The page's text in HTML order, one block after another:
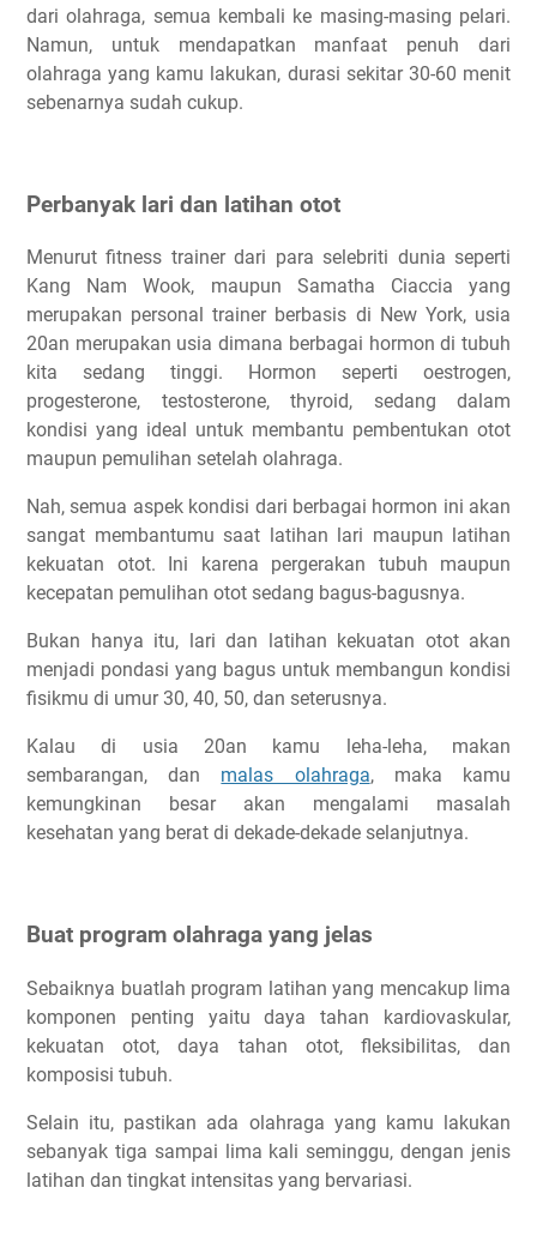
dari olahraga, semua kembali ke masing-masing pelari.
Namun, untuk mendapatkan manfaat penuh dari
olahraga yang kamu lakukan, durasi sekitar 30-60 menit
sebenarnya sudah cukup.
Perbanyak lari dan latihan otot
Menurut fitness trainer dari para selebriti dunia seperti
Kang Nam Wook, maupun Samatha Ciaccia yang
merupakan personal trainer berbasis di New York, usia
20an merupakan usia dimana berbagai hormon di tubuh
kita sedang tinggi. Hormon seperti oestrogen,
progesterone, testosterone, thyroid, sedang dalam
kondisi yang ideal untuk membantu pembentukan otot
maupun pemulihan setelah olahraga.
Nah, semua aspek kondisi dari berbagai hormon ini akan
sangat membantumu saat latihan lari maupun latihan
kekuatan otot. Ini karena pergerakan tubuh maupun
kecepatan pemulihan otot sedang bagus-bagusnya.
Bukan hanya itu, lari dan latihan kekuatan otot akan
menjadi pondasi yang bagus untuk membangun kondisi
fisikmu di umur 30, 40, 50, dan seterusnya.
Kalau di usia 20an kamu leha-leha, makan
sembarangan, dan malas olahraga, maka kamu
kemungkinan besar akan mengalami masalah
kesehatan yang berat di dekade-dekade selanjutnya.
Buat program olahraga yang jelas
Sebaiknya buatlah program latihan yang mencakup lima
komponen penting yaitu daya tahan kardiovaskular,
kekuatan otot, daya tahan otot, fleksibilitas, dan
komposisi tubuh.
Selain itu, pastikan ada olahraga yang kamu lakukan
sebanyak tiga sampai lima kali seminggu, dengan jenis
latihan dan tingkat intensitas yang bervariasi.